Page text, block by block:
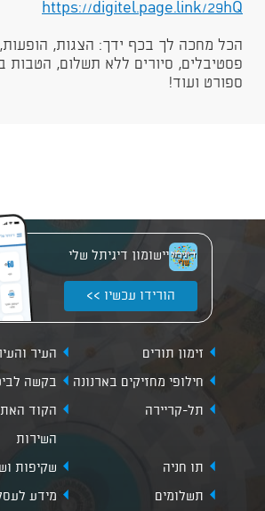
https://digitel.page.link/29hQ​
הכל מחכה לך בכף ידך: הצגות, הופעות,
פסטיבלים, סיורים ללא תשלום, הטבות
ספורט ועוד!
יישומון דיגיתל שלי
הורידו עכשיו >>
זימון תורים
העיר
חילופי מחזיקים בארנונה
בקשה
תל-קריירה
הקוד
השירות
תו חניה
שקיפות
תשלומים
מידע